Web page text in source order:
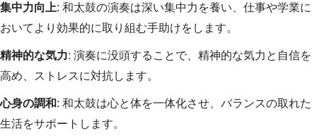
集中力向上: 和太鼓の演奏は深い集中力を養い、仕事や学業に
おいてより効果的に取り組む手助けをします。
精神的な気力: 演奏に没頭することで、精神的な気力と自信を
高め、ストレスに対抗します。
心身の調和: 和太鼓は心と体を一体化させ、バランスの取れた
生活をサポートします。